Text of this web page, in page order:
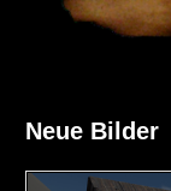
Neue Bilder